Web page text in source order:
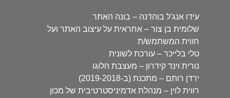
עידו אנג'ל בוהדנה – בונה האתר
שלומית בן צור – אחראית על עיצוב האתר ועל
חווית המשתמש/ת
טלי בלייכר – עורכת לשונית
נורית וינד קידרון – מעצבת הלוגו
ירדן רותם – מתכנת (ב-2019-2018)
רווית לוין – מנהלת אדמיניסטרטיבית של מכון